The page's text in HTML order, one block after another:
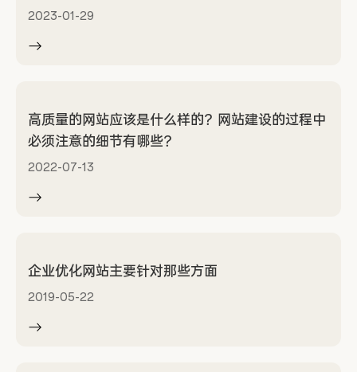
2023-01-29
高质量的网站应该是什么样的？网站建设的过程中
必须注意的细节有哪些？
2022-07-13
企业优化网站主要针对那些方面
2019-05-22